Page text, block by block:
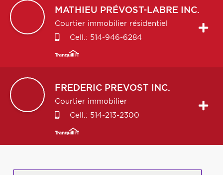
MATHIEU PRÉVOST-LABRE INC.
Courtier immobilier résidentiel
Cell.: 514-946-6284
FREDERIC PREVOST INC.
Courtier immobilier
Cell.: 514-213-2300